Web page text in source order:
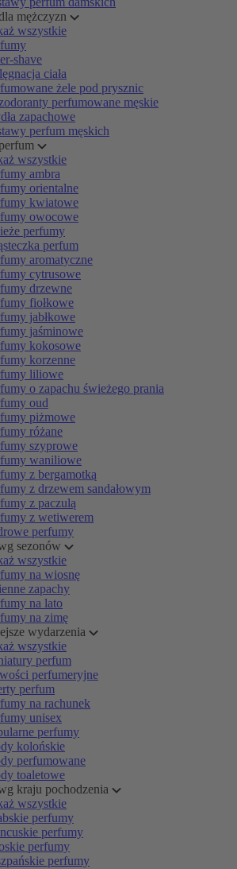
mężczyzn
wszystkie
shave
ciała
żele pod prysznic
perfumowane męskie
zapachowe
perfum męskich
wszystkie
ambra
orientalne
kwiatowe
owocowe
perfumy
perfum
aromatyczne
cytrusowe
drzewne
fiołkowe
jabłkowe
jaśminowe
kokosowe
korzenne
liliowe
o zapachu świeżego prania
oud
piżmowe
różane
szyprowe
waniliowe
z bergamotką
z drzewem sandałowym
z paczulą
z wetiwerem
perfumy
sezonów
wszystkie
na wiosnę
zapachy
na lato
na zimę
wydarzenia
wszystkie
perfum
perfumeryjne
perfum
na rachunek
unisex
perfumy
kolońskie
perfumowane
toaletowe
kraju pochodzenia
wszystkie
perfumy
perfumy
perfumy
perfumy